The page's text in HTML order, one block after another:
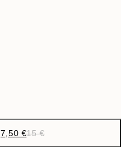
7,50 €15 €